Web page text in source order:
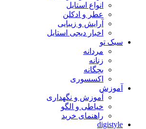
انواع استایل
عطر و ادکلن
آرایش و زیبایی
اخبار دیجی استایل
سبک تو
مردانه
زنانه
بچگانه
اکسسوری
آموزش
آموزش و نگهداری
خیاطی و الگو
راهنمای خرید
digistyle